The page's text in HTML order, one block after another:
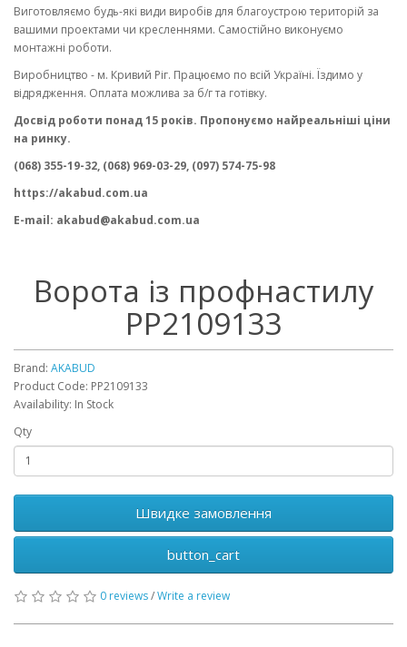
Виготовляємо будь-які види виробів для благоустрою територій за
вашими проектами чи кресленнями. Самостійно виконуємо
монтажні роботи.
Виробництво - м. Кривий Ріг. Працюємо по всій Україні. Їздимо у
відрядження. Оплата можлива за б/г та готівку.
Досвід роботи понад 15 років. Пропонуємо найреальніші ціни
на ринку.
(068) 355-19-32, (068) 969-03-29, (097) 574-75-98
https://akabud.com.ua
E-mail: akabud@akabud.com.ua
Ворота із профнастилу
PP2109133
Brand: AKABUD
Product Code: PP2109133
Availability: In Stock
Qty
Швидке замовлення
button_cart
0 reviews/Write a review